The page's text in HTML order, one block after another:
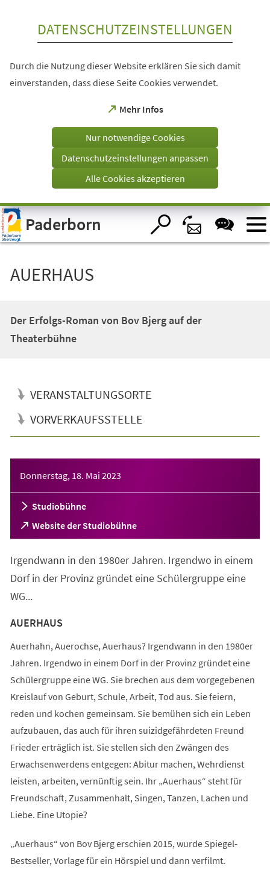
Visuelle
Assistenzsoftware
öffnen.
DATENSCHUTZEINSTELLUNGEN
Durch die Nutzung dieser Website erklären Sie sich damit
einverstanden, dass diese Seite Cookies verwendet.
Mehr Infos
(Öffnet
einem
Tab)
Nur notwendige Cookies
Datenschutzeinstellungen anpassen
Alle Cookies akzeptieren
Paderborn
AUERHAUS
Der Erfolgs-Roman von Bov Bjerg auf der
Theaterbühne
VERANSTALTUNGSORTE
VORVERKAUFSSTELLE
Donnerstag, 18. Mai 2023
Studiobühne
Website der Studiobühne
(Öffnet
in
neuen
Tab)
Irgendwann in den 1980er Jahren. Irgendwo in einem
Dorf in der Provinz gründet eine Schülergruppe eine
WG...
AUERHAUS
Auerhahn, Auerochse, Auerhaus? Irgendwann in den 1980er
Jahren. Irgendwo in einem Dorf in der Provinz gründet eine
Schülergruppe eine WG. Sie brechen aus dem vorgegebenen
Kreislauf von Geburt, Schule, Arbeit, Tod aus. Sie feiern,
reden und kochen gemeinsam. Sie bemühen sich ein Leben
aufzubauen, das auch für ihren suizidgefährdeten Freund
Frieder erträglich ist. Sie stellen sich den Zwängen des
Erwachsenwerdens entgegen: Abitur machen, Wehrdienst
leisten, arbeiten, vernünftig sein. Ihr „Auerhaus“ steht für
Freundschaft, Zusammenhalt, Singen, Tanzen, Lachen und
Liebe. Eine Utopie?
„Auerhaus“ von Bov Bjerg erschien 2015, wurde Spiegel-
Bestseller, Vorlage für ein Hörspiel und dann verfilmt.